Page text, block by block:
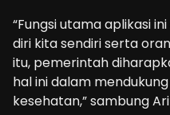
“Fungsi utama aplikasi
diri kita sendiri serta
itu, pemerintah
hal ini dalam
kesehatan,” sambung